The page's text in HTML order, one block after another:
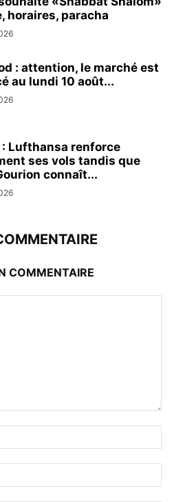
horaires, paracha
: attention, le marché est
au lundi 10 août...
: Lufthansa renforce
ses vols tandis que
connaît...
COMMENTAIRE